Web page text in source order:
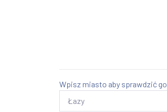
Wpisz miasto aby sprawdzić